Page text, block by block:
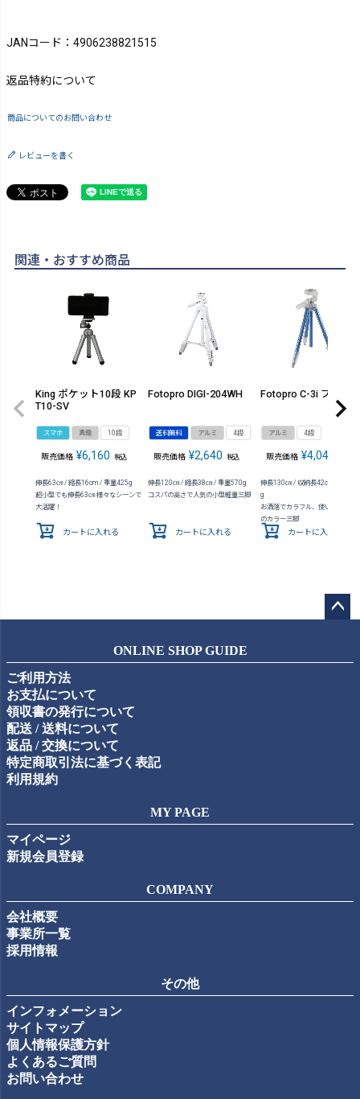
JANコード：4906238821515
返品特約について
商品についてのお問い合わせ
レビューを書く
関連・おすすめ商品
King ポケット10段 KP
T10-SV
スマホ 真鍮 10段
販売価格 ¥6,160 税込
伸長63㎝ / 縮長16cm / 重量425g
超小型でも伸長63㎝ 様々なシーンで
大活躍！
カートに入れる
Fotopro DIGI-204WH
送料無料 アルミ 4段
販売価格 ¥2,640 税込
伸長120㎝ / 縮長38㎝ / 重量570g
コスパの高さで人気の小型軽量三脚
カートに入れる
Fotopro C-3i ブルー
アルミ 4段
販売価格 ¥4,048
伸長130㎝ / 収納長42cm / 質量
g
お洒落でカラフル、使いやすさ抜
のカラー三脚
カートに入れる
ップ
ONLINE SHOP GUIDE
ご利用方法
お支払について
領収書の発行について
配送 / 送料について
返品 / 交換について
特定商取引法に基づく表記
利用規約
MY PAGE
マイページ
新規会員登録
COMPANY
会社概要
事業所一覧
採用情報
その他
インフォメーション
サイトマップ
個人情報保護方針
よくあるご質問
お問い合わせ